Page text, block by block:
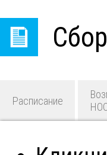
Расписание